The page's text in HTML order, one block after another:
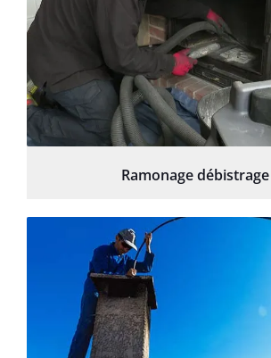
Ramonage débistrage